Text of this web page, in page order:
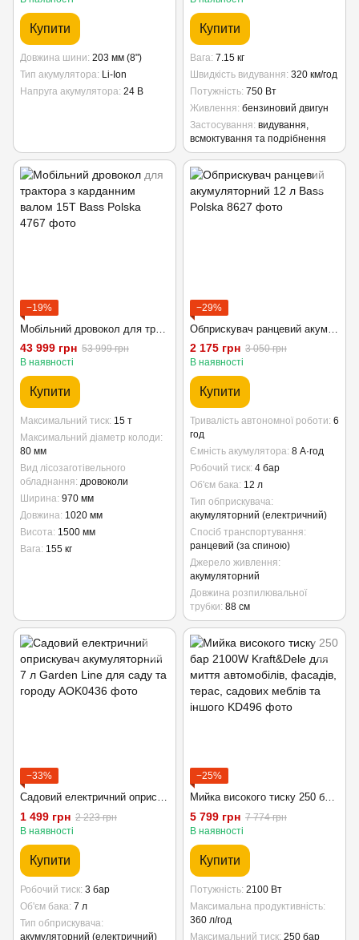
Купити
Довжина шини 203 мм (8")
Тип акумулятора Li-Ion
Напруга акумулятора 24 В
Купити
Вага 7.15 кг
Швидкість видування 320 км/год
Потужність 750 Вт
Живлення бензиновий двигун
Застосування видування,
всмоктування та подрібнення
−19%
43 999 грн 53 999 грн
В наявності
Купити
Максимальний тиск 15 т
Максимальний діаметр колоди
80 мм
Вид лісозаготівельного
обладнання дровоколи
Ширина 970 мм
Довжина 1020 мм
Висота 1500 мм
Вага 155 кг
−29%
2 175 грн 3 050 грн
В наявності
Купити
Тривалість автономної роботи 6
год
Ємність акумулятора 8 А·год
Робочий тиск 4 бар
Об'єм бака 12 л
Тип обприскувача
акумуляторний (електричний)
Спосіб транспортування
ранцевий (за спиною)
Джерело живлення
акумуляторний
Довжина розпилювальної
трубки 88 см
−33%
Садовий електричний оприскувач акумуляторний 7 л Garden Line для саду та городу
1 499 грн 2 223 грн
В наявності
Купити
Робочий тиск 3 бар
Об'єм бака 7 л
Тип обприскувача
акумуляторний (електричний)
−25%
Мийка високого тиску 250 бар 2100W Kraft&Dele для миття автомобілів, фасадів, терас, садових меблів та іншого
5 799 грн 7 774 грн
В наявності
Купити
Потужність 2100 Вт
Максимальна продуктивність
360 л/год
Максимальний тиск 250 бар